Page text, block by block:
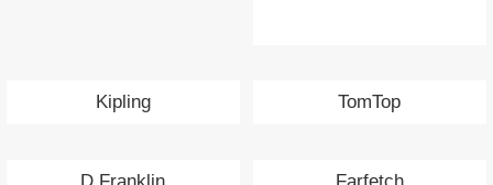
Kipling TomTop
D Franklin Farfetch